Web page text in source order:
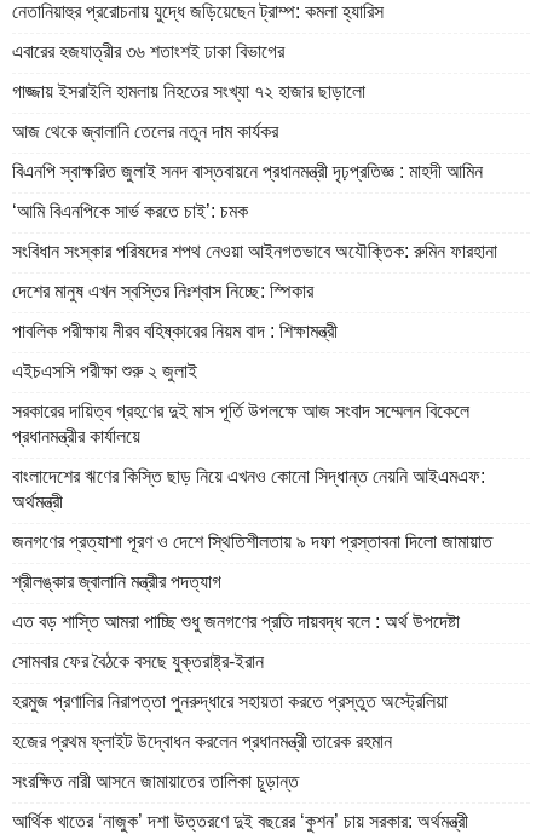
নেতানিয়াহুর প্ররোচনায় যুদ্ধে জড়িয়েছেন ট্রাম্প: কমলা হ্যারিস
এবারের হজযাত্রীর ৩৬ শতাংশই ঢাকা বিভাগের
গাজ্জায় ইসরাইলি হামলায় নিহতের সংখ্যা ৭২ হাজার ছাড়ালো
আজ থেকে জ্বালানি তেলের নতুন দাম কার্যকর
বিএনপি স্বাক্ষরিত জুলাই সনদ বাস্তবায়নে প্রধানমন্ত্রী দৃঢ়প্রতিজ্ঞ : মাহদী আমিন
‘আমি বিএনপিকে সার্ভ করতে চাই’: চমক
সংবিধান সংস্কার পরিষদের শপথ নেওয়া আইনগতভাবে অযৌক্তিক: রুমিন ফারহানা
দেশের মানুষ এখন স্বস্তির নিঃশ্বাস নিচ্ছে: স্পিকার
পাবলিক পরীক্ষায় নীরব বহিষ্কারের নিয়ম বাদ : শিক্ষামন্ত্রী
এইচএসসি পরীক্ষা শুরু ২ জুলাই
সরকারের দায়িত্ব গ্রহণের দুই মাস পূর্তি উপলক্ষে আজ সংবাদ সম্মেলন বিকেলে
প্রধানমন্ত্রীর কার্যালয়ে
বাংলাদেশের ঋণের কিস্তি ছাড় নিয়ে এখনও কোনো সিদ্ধান্ত নেয়নি আইএমএফ:
অর্থমন্ত্রী
জনগণের প্রত্যাশা পূরণ ও দেশে স্থিতিশীলতায় ৯ দফা প্রস্তাবনা দিলো জামায়াত
শ্রীলঙ্কার জ্বালানি মন্ত্রীর পদত্যাগ
এত বড় শাস্তি আমরা পাচ্ছি শুধু জনগণের প্রতি দায়বদ্ধ বলে : অর্থ উপদেষ্টা
সোমবার ফের বৈঠকে বসছে যুক্তরাষ্ট্র-ইরান
হরমুজ প্রণালির নিরাপত্তা পুনরুদ্ধারে সহায়তা করতে প্রস্তুত অস্ট্রেলিয়া
হজের প্রথম ফ্লাইট উদ্বোধন করলেন প্রধানমন্ত্রী তারেক রহমান
সংরক্ষিত নারী আসনে জামায়াতের তালিকা চূড়ান্ত
আর্থিক খাতের ‘নাজুক’ দশা উত্তরণে দুই বছরের ‘কুশন’ চায় সরকার: অর্থমন্ত্রী